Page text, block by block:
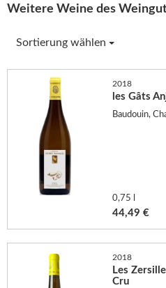
Weitere Weine des
Sortierung wählen
2018
les Gâts
Baudouin,
0,75 l
44,49 €
2018
Les
Cru